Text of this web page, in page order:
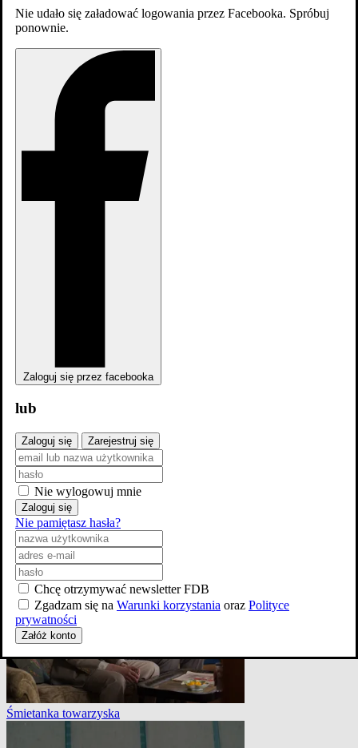
Billions: Pilot 1x1
Śmietanka towarzyska
Śmietanka towarzyska
Śmietanka towarzyska
Nie udało się załadować logowania przez Facebooka. Spróbuj
ponownie.
Zaloguj się przez facebooka
lub
Zaloguj się Zarejestruj się
Nie wylogowuj mnie
Zaloguj się
Nie pamiętasz hasła?
Chcę otrzymywać newsletter FDB
Zgadzam się na Warunki korzystania oraz Polityce
prywatności
Załóż konto